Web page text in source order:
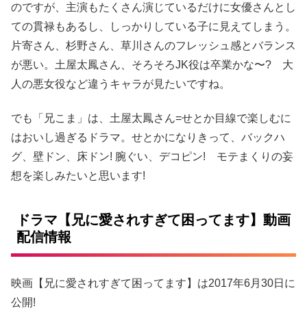
のですが、主演もたくさん演じているだけに女優さんとし
ての貫禄もあるし、しっかりしている子に見えてしまう。
片寄さん、杉野さん、草川さんのフレッシュ感とバランス
が悪い。土屋太鳳さん、そろそろJK役は卒業かな〜? 大
人の悪女役など違うキャラが見たいですね。
でも「兄こま」は、土屋太鳳さん=せとか目線で楽しむに
はおいし過ぎるドラマ。せとかになりきって、バックハ
グ、壁ドン、床ドン! 腕ぐい、デコピン! モテまくりの妄
想を楽しみたいと思います!
ドラマ【兄に愛されすぎて困ってます】動画
配信情報
映画【兄に愛されすぎて困ってます】は2017年6月30日に
公開!